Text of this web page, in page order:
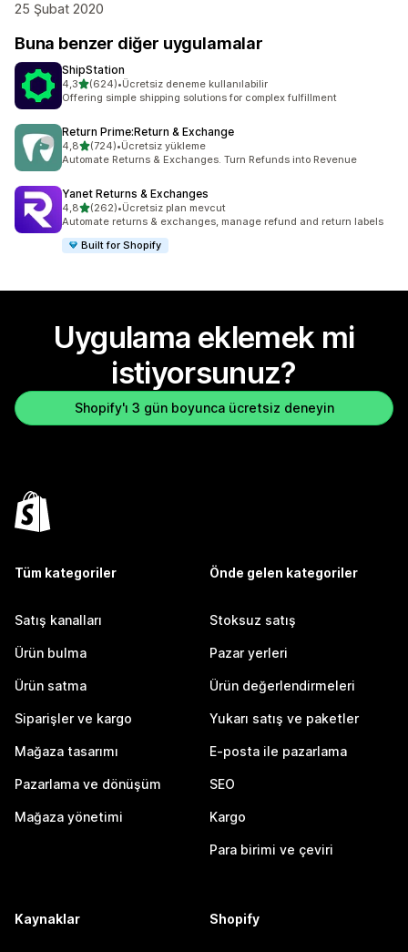
25 Şubat 2020
Buna benzer diğer uygulamalar
ShipStation
4,35 yıldız üzerinden
(624)
toplam 624 değerlendirme
•Ücretsiz deneme kullanılabilir
Offering simple shipping solutions for complex fulfillment
Return Prime:Return & Exchange
4,85 yıldız üzerinden
(724)
toplam 724 değerlendirme
•Ücretsiz yükleme
Automate Returns & Exchanges. Turn Refunds into Revenue
Yanet Returns & Exchanges
4,85 yıldız üzerinden
(262)
toplam 262 değerlendirme
•Ücretsiz plan mevcut
Automate returns & exchanges, manage refund and return labels
Built for Shopify
Uygulama eklemek mi
istiyorsunuz?
Shopify'ı 3 gün boyunca ücretsiz deneyin
Tüm kategoriler
Satış kanalları
Ürün bulma
Ürün satma
Siparişler ve kargo
Mağaza tasarımı
Pazarlama ve dönüşüm
Mağaza yönetimi
Önde gelen kategoriler
Stoksuz satış
Pazar yerleri
Ürün değerlendirmeleri
Yukarı satış ve paketler
E-posta ile pazarlama
SEO
Kargo
Para birimi ve çeviri
Kaynaklar Shopify